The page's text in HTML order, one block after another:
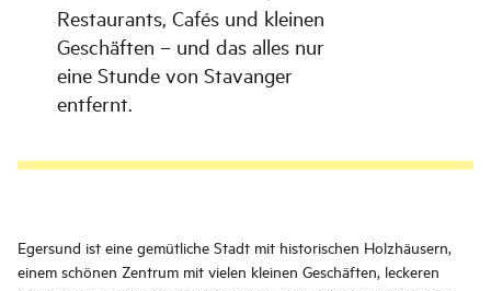
Restaurants, Cafés und kleinen
Geschäften – und das alles nur
eine Stunde von Stavanger
entfernt.
Egersund ist eine gemütliche Stadt mit historischen Holzhäusern,
einem schönen Zentrum mit vielen kleinen Geschäften, leckeren